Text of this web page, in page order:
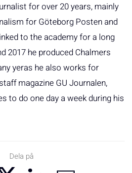
for over 20 years, mainly
for Göteborg Posten and
to the academy for a long
2017 he produced Chalmers
yeras he also works for
magazine GU Journalen,
to do one day a week during his
Dela på